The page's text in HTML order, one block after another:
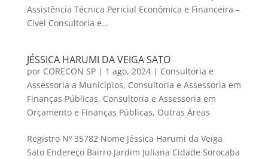
Assistência Técnica Pericial Econômica e Financeira –
Cível Consultoria e...
JÉSSICA HARUMI DA VEIGA SATO
por CORECON SP| 1 ago, 2024| Consultoria e
Assessoria a Municípios, Consultoria e Assessoria em
Finanças Públicas, Consultoria e Assessoria em
Orçamento e Finanças Públicas, Outras Áreas
Registro Nº 35782 Nome Jéssica Harumi da Veiga
Sato Endereço Bairro Jardim Juliana Cidade Sorocaba